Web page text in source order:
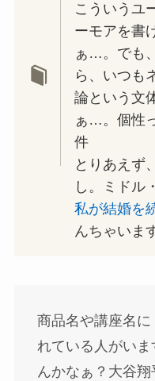
こういうユ
ーモアを書
ぁ…。でも
ら、いつも
論という文
ぁ…。個性
件
とりあえず
し。ミドル
私が結婚を
んちゃいま
商品名や講座名
れている人がい
んかなぁ？大谷